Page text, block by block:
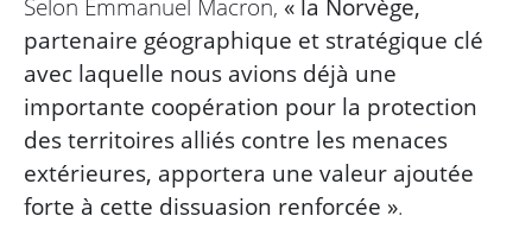
Selon Emmanuel Macron, « la Norvège,
partenaire géographique et stratégique clé
avec laquelle nous avions déjà une
importante coopération pour la protection
des territoires alliés contre les menaces
extérieures, apportera une valeur ajoutée
forte à cette dissuasion renforcée ».